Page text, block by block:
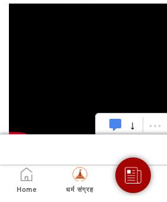
नवीन
Home धर्म संग्रह